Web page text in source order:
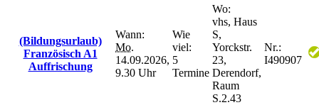
(Bildungsurlaub)
Französisch A1
Auffrischung
Wann:
Mo.
14.09.2026,
9.30 Uhr
Wie
viel:
5
Termine
Wo:
vhs, Haus
S,
Yorckstr.
23,
Derendorf,
Raum
S.2.43
Nr.:
I490907